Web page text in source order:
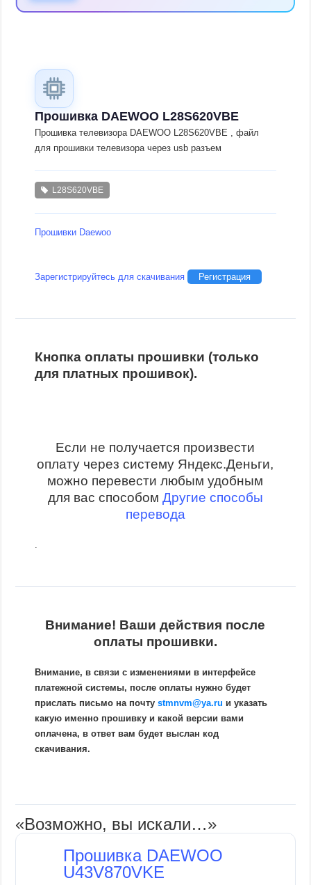
Прошивка DAEWOO L28S620VBE
Прошивка телевизора DAEWOO L28S620VBE , файл
для прошивки телевизора через usb разъем
L28S620VBE
Прошивки Daewoo
Зарегистрируйтесь для скачивания Регистрация
Кнопка оплаты прошивки (только
для платных прошивок).
Если не получается произвести
оплату через систему Яндекс.Деньги,
можно перевести любым удобным
для вас способом Другие способы
перевода
.
Внимание! Ваши действия после
оплаты прошивки.
Внимание, в связи с изменениями в интерфейсе
платежной системы, после оплаты нужно будет
прислать письмо на почтуstmnvm@ya.ru и указать
какую именно прошивку и какой версии вами
оплачена, в ответ вам будет выслан код
скачивания.
«Возможно, вы искали…»
Прошивка DAEWOO
U43V870VKE